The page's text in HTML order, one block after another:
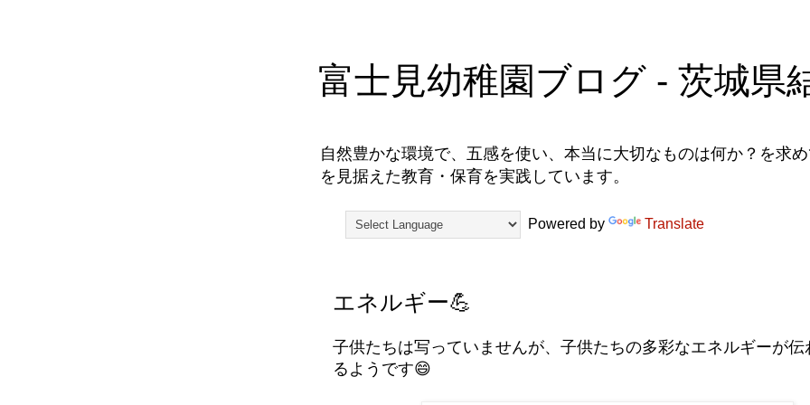
富士見幼稚園ブログ - 茨城県
自然豊かな環境で、五感を使い、本当に大切なものは何か？を求
を見据えた教育・保育を実践しています。
Powered by Translate
エネルギー💪
子供たちは写っていませんが、子供たちの多彩なエネルギーが伝
るようです😄